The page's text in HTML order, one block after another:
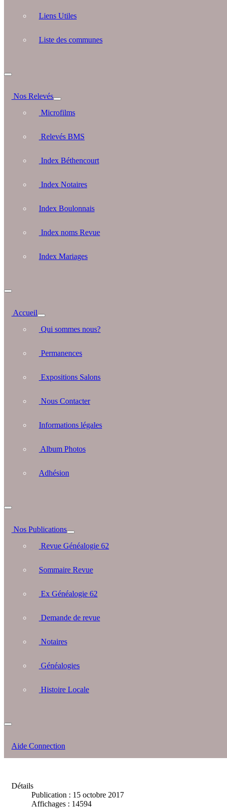
Liens Utiles
Liste des communes
Nos Relevés
Microfilms
Relevés BMS
Index Béthencourt
Index Notaires
Index Boulonnais
Index noms Revue
Index Mariages
Accueil
Qui sommes nous?
Permanences
Expositions Salons
Nous Contacter
Informations légales
Album Photos
Adhésion
Nos Publications
Revue Généalogie 62
Sommaire Revue
Ex Généalogie 62
Demande de revue
Notaires
Généalogies
Histoire Locale
Aide Connection
Détails
Publication : 15 octobre 2017
Affichages : 14594